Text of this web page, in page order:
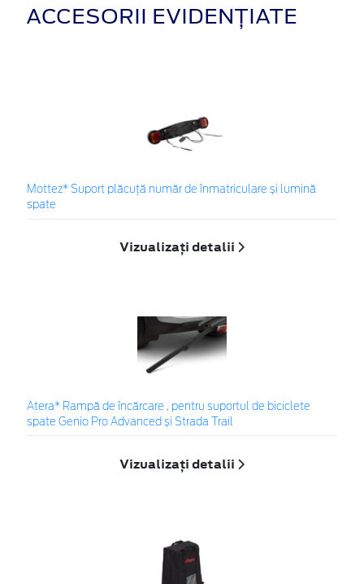
ACCESORII EVIDENȚIATE
Mottez* Suport plăcuță număr de înmatriculare și lumină
spate
Vizualizați detalii
Atera* Rampă de încărcare , pentru suportul de biciclete
spate Genio Pro Advanced și Strada Trail
Vizualizați detalii